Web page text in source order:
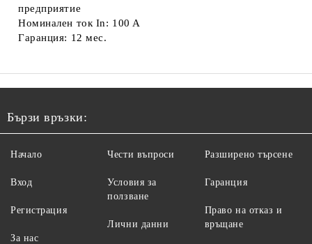
предприятие
Номинален ток In: 100 A
Гаранция: 12 мес.
Бързи връзки:
Начало
Вход
Регистрация
За нас
Чести въпроси
Условия за
ползване
Лични данни
Разширено търсене
Гаранция
Право на отказ и
връщане